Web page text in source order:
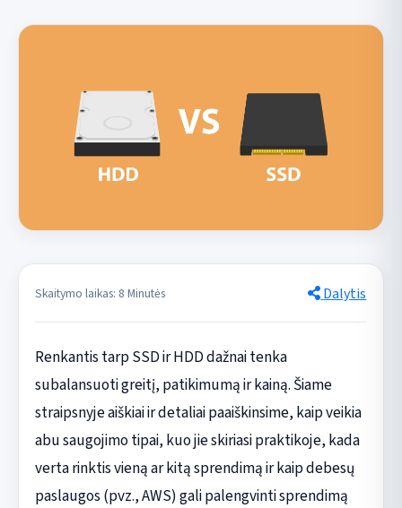
Skaitymo laikas: 8 Minutės Dalytis
Renkantis tarp SSD ir HDD dažnai tenka
subalansuoti greitį, patikimumą ir kainą. Šiame
straipsnyje aiškiai ir detaliai paaiškinsime, kaip veikia
abu saugojimo tipai, kuo jie skiriasi praktikoje, kada
verta rinktis vieną ar kitą sprendimą ir kaip debesų
paslaugos (pvz., AWS) gali palengvinti sprendimą